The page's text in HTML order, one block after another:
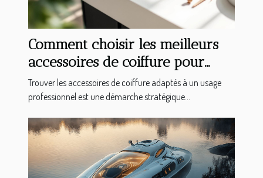
Comment choisir les meilleurs
accessoires de coiffure pour
professionnels ?
Trouver les accessoires de coiffure adaptés à un usage
professionnel est une démarche stratégique...